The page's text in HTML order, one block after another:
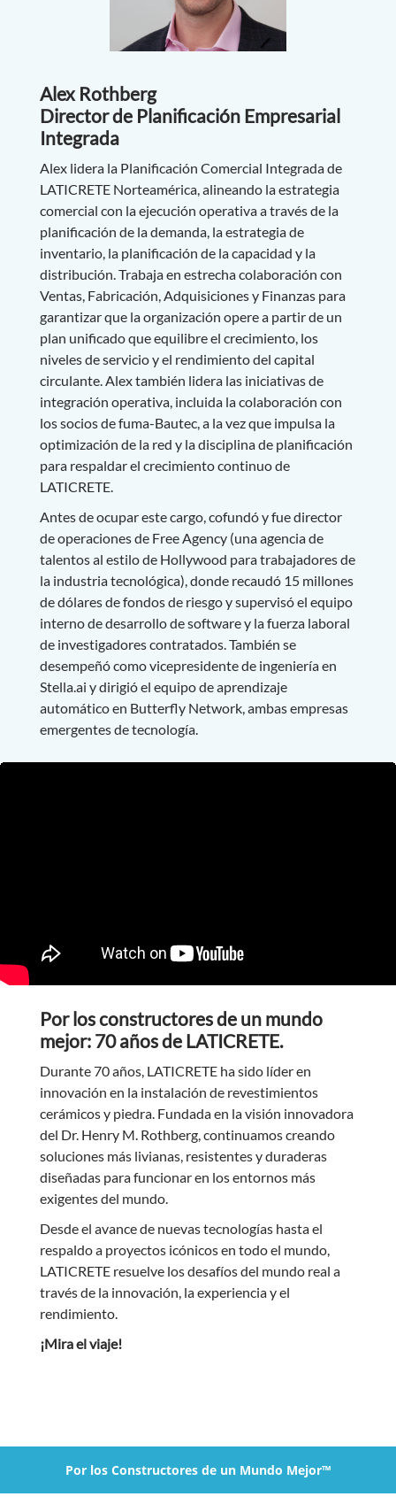
Alex Rothberg
Director de Planificación Empresarial
Integrada
Alex lidera la Planificación Comercial Integrada de
LATICRETE Norteamérica, alineando la estrategia
comercial con la ejecución operativa a través de la
planificación de la demanda, la estrategia de
inventario, la planificación de la capacidad y la
distribución. Trabaja en estrecha colaboración con
Ventas, Fabricación, Adquisiciones y Finanzas para
garantizar que la organización opere a partir de un
plan unificado que equilibre el crecimiento, los
niveles de servicio y el rendimiento del capital
circulante. Alex también lidera las iniciativas de
integración operativa, incluida la colaboración con
los socios de fuma-Bautec, a la vez que impulsa la
optimización de la red y la disciplina de planificación
para respaldar el crecimiento continuo de
LATICRETE.
Antes de ocupar este cargo, cofundó y fue director
de operaciones de Free Agency (una agencia de
talentos al estilo de Hollywood para trabajadores de
la industria tecnológica), donde recaudó 15 millones
de dólares de fondos de riesgo y supervisó el equipo
interno de desarrollo de software y la fuerza laboral
de investigadores contratados. También se
desempeñó como vicepresidente de ingeniería en
Stella.ai y dirigió el equipo de aprendizaje
automático en Butterfly Network, ambas empresas
emergentes de tecnología.
Por los constructores de un mundo
mejor: 70 años de LATICRETE.
Durante 70 años, LATICRETE ha sido líder en
innovación en la instalación de revestimientos
cerámicos y piedra. Fundada en la visión innovadora
del Dr. Henry M. Rothberg, continuamos creando
soluciones más livianas, resistentes y duraderas
diseñadas para funcionar en los entornos más
exigentes del mundo.
Desde el avance de nuevas tecnologías hasta el
respaldo a proyectos icónicos en todo el mundo,
LATICRETE resuelve los desafíos del mundo real a
través de la innovación, la experiencia y el
rendimiento.
¡Mira el viaje!
Por los Constructores de un Mundo Mejor™